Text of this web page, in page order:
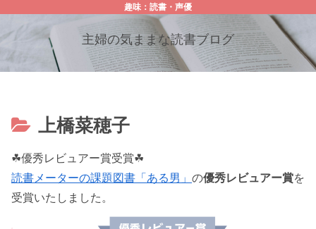
趣味：読書・声優
主婦の気ままな読書ブログ
上橋菜穂子
☘優秀レビュアー賞受賞☘
読書メーターの課題図書「ある男」 の優秀レビュアー賞を
受賞いたしました。